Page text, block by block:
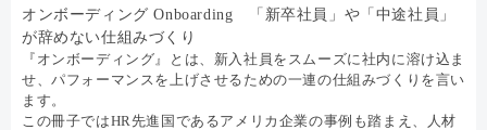
オンボーディング Onboarding 「新卒社員」や「中途社員」
が辞めない仕組みづくり
『オンボーディング』とは、新入社員をスムーズに社内に溶け込ま
せ、パフォーマンスを上げさせるための一連の仕組みづくりを言い
ます。
この冊子ではHR先進国であるアメリカ企業の事例も踏まえ、人材